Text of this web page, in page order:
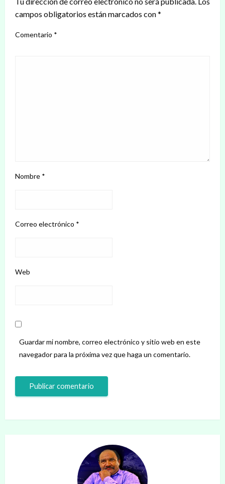
campos obligatorios están marcados con*
Comentario *
Nombre *
Correo electrónico *
Web
Guardar mi nombre, correo electrónico y sitio web en este
navegador para la próxima vez que haga un comentario.